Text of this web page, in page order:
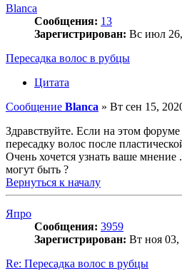
Blanca
Сообщения: 13
Зарегистрирован: Вс июл
Пересадка волос в рубцы
Цитата
Сообщение Blanca » Вт сен 15,
Здравствуйте. Если на этом
пересадку волос после
Очень хочется узнать ваше
могут быть ?
Вернуться к началу
Япро
Сообщения: 3959
Зарегистрирован: Вт ноя 03,
Re: Пересадка волос в рубцы